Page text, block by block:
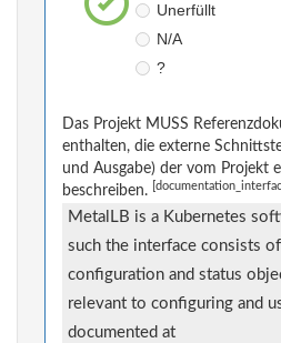
Unerfüllt
N/A
?
Das Projekt MUSS
enthalten, die externe
und Ausgabe) der vom Projekt
beschreiben.
MetalLB is a Kubernetes
such the interface consists
configuration and status
relevant to configuring and
documented at